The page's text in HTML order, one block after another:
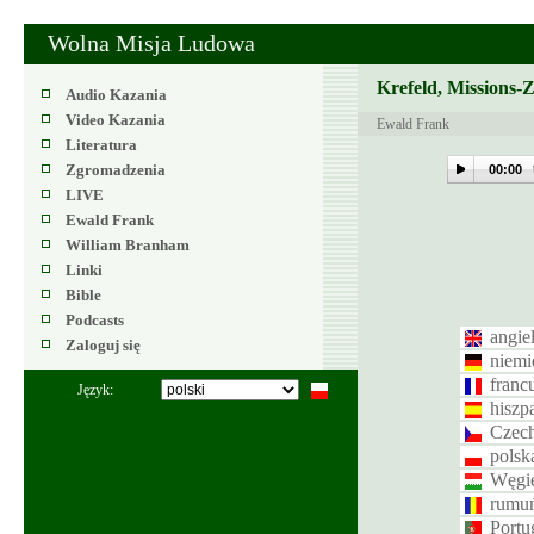
Wolna Misja Ludowa
Audio Kazania
Video Kazania
Literatura
Zgromadzenia
LIVE
Ewald Frank
William Branham
Linki
Bible
Podcasts
Zaloguj się
Język:
Krefeld, Missions-
Ewald Frank
00:00